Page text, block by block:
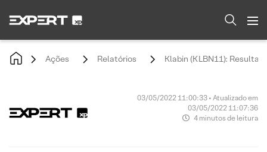
Ações Relatórios Klabin (KLBN11):
03/05/2022 11:00:33 • Atualizado em
03/05/2022 11:07:36
4 minutos de leitura